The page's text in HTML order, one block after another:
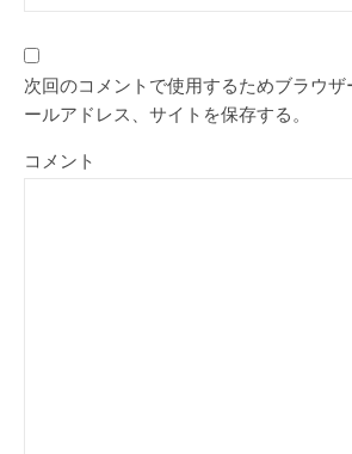
次回のコメントで使用するためブラウザ
ールアドレス、サイトを保存する。
コメント